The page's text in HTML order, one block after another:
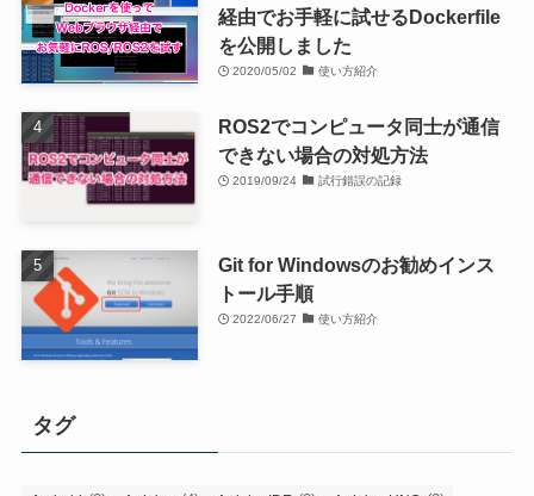
経由でお手軽に試せるDockerfile
を公開しました
2020/05/02 使い方紹介
ROS2でコンピュータ同士が通信
できない場合の対処方法
2019/09/24 試行錯誤の記録
Git for Windowsのお勧めインス
トール手順
2022/06/27 使い方紹介
タグ